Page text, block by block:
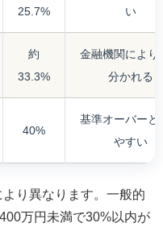
25.7%
い
約
33.3%
金融機関により
分かれる
40%
基準オーバーと
やすい
り異なります。一般的
万円未満で30%以内が